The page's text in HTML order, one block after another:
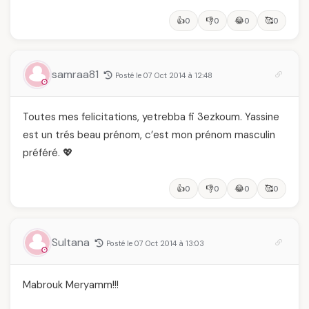
👍0 👎0 😂0 🥰0
samraa81 Posté le 07 Oct 2014 à 12:48
Toutes mes felicitations, yetrebba fi 3ezkoum. Yassine
est un trés beau prénom, c’est mon prénom masculin
préféré. 💖
👍0 👎0 😂0 🥰0
Sultana Posté le 07 Oct 2014 à 13:03
Mabrouk Meryamm!!!